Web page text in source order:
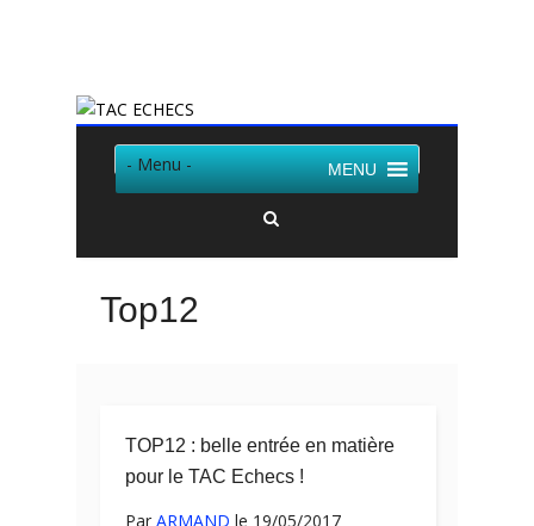
- Menu - MENU
Top12
TOP12 : belle entrée en matière
pour le TAC Echecs !
Par ARMAND le 19/05/2017